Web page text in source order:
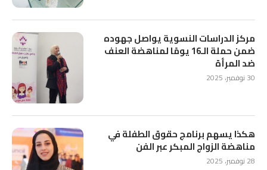
مركز الدراسات النسوية يواصل جهوده
ضمن حملة الـ16 يومًا لمناهضة العنف
ضد المرأة
30 نوفمبر، 2025
هكذا يسهم برنامج حقوق الطفلة في
مناهضة الزواج المبكر عبر الفن
28 نوفمبر، 2025